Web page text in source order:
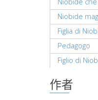
Niobide
Figlia di
Pedagogo
Figlio di
作者